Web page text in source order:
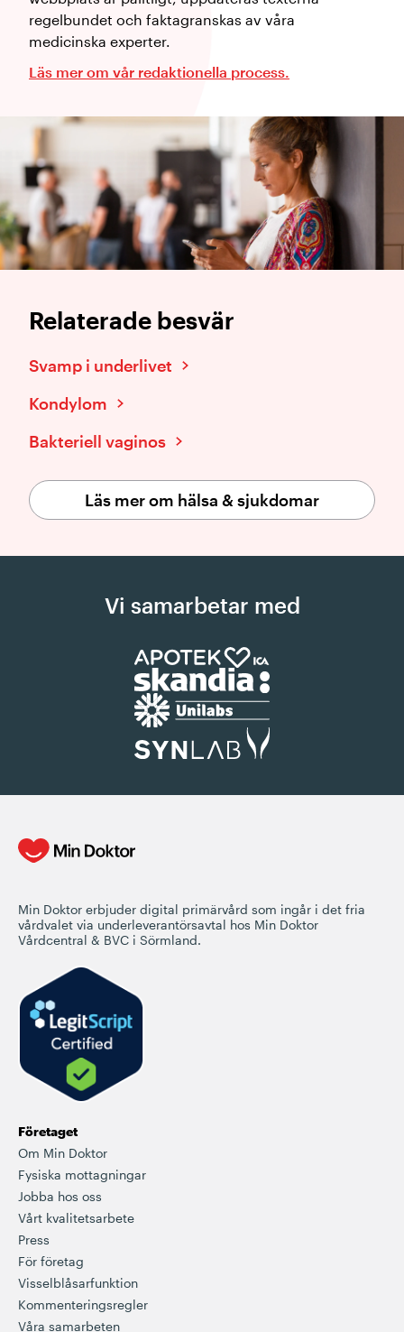
regelbundet och faktagranskas av våra
medicinska experter.
Läs mer om vår redaktionella process.
Relaterade besvär
Svamp i underlivet
Kondylom
Bakteriell vaginos
Läs mer om hälsa & sjukdomar
Vi samarbetar med
Min Doktor erbjuder digital primärvård som ingår i det fria
vårdvalet via underleverantörsavtal hos Min Doktor
Vårdcentral & BVC i Sörmland.
Företaget
Om Min Doktor
Fysiska mottagningar
Jobba hos oss
Vårt kvalitetsarbete
Press
För företag
Visselblåsarfunktion
Kommenteringsregler
Våra samarbeten